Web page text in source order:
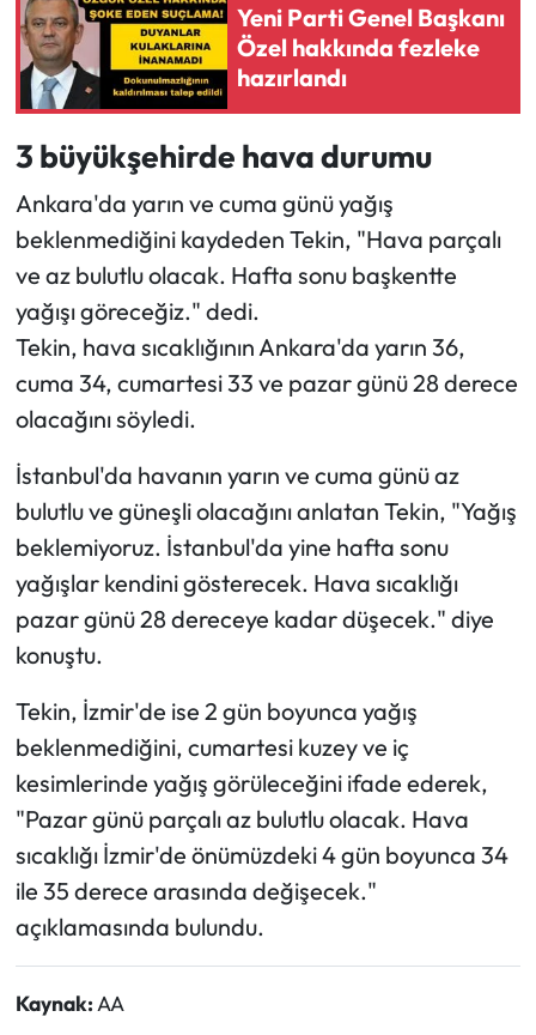
Yeni Parti Genel Başkanı
Özel hakkında fezleke
hazırlandı
3 büyükşehirde hava durumu
Ankara'da yarın ve cuma günü yağış
beklenmediğini kaydeden Tekin, "Hava parçalı
ve az bulutlu olacak. Hafta sonu başkentte
yağışı göreceğiz." dedi.
Tekin, hava sıcaklığının Ankara'da yarın 36,
cuma 34, cumartesi 33 ve pazar günü 28 derece
olacağını söyledi.
İstanbul'da havanın yarın ve cuma günü az
bulutlu ve güneşli olacağını anlatan Tekin, "Yağış
beklemiyoruz. İstanbul'da yine hafta sonu
yağışlar kendini gösterecek. Hava sıcaklığı
pazar günü 28 dereceye kadar düşecek." diye
konuştu.
Tekin, İzmir'de ise 2 gün boyunca yağış
beklenmediğini, cumartesi kuzey ve iç
kesimlerinde yağış görüleceğini ifade ederek,
"Pazar günü parçalı az bulutlu olacak. Hava
sıcaklığı İzmir'de önümüzdeki 4 gün boyunca 34
ile 35 derece arasında değişecek."
açıklamasında bulundu.
Kaynak:AA